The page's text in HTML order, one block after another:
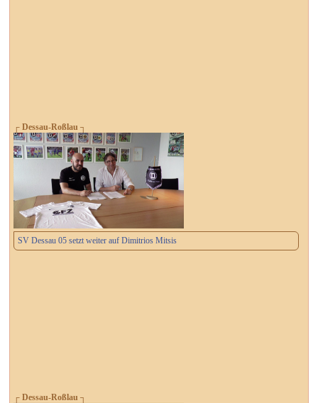
┌ Dessau-Roßlau ┐
SV Dessau 05 setzt weiter auf Dimitrios Mitsis
┌ Dessau-Roßlau ┐